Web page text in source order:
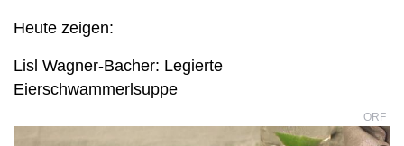
Heute zeigen:
Lisl Wagner-Bacher: Legierte
Eierschwammerlsuppe
ORF